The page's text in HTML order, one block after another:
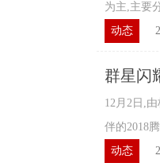
为主,主要
动态
群星闪
12月2日,
伴的2018
动态